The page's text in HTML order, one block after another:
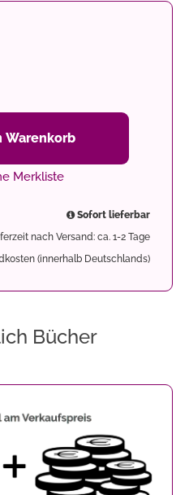
Warenkorb
Merkliste
Sofort lieferbar
nach Versand: ca. 1-2 Tage
(innerhalb Deutschlands)
Bücher